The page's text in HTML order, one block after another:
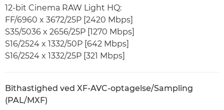
12-bit Cinema RAW Light HQ:
FF/6960 x 3672/25P [2420 Mbps]
S35/5036 x 2656/25P [1270 Mbps]
S16/2524 x 1332/50P [642 Mbps]
S16/2524 x 1332/25P [321 Mbps]
Bithastighed ved XF-AVC-optagelse/Sampling
(PAL/MXF)